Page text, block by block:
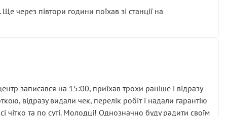
через півтори години поїхав зі станції на
записався на 15:00, приїхав трохи раніше і відразу
відразу видали чек, перелік робіт і надали гарантію
та по суті. Молодці! Однозначно буду радити своїм